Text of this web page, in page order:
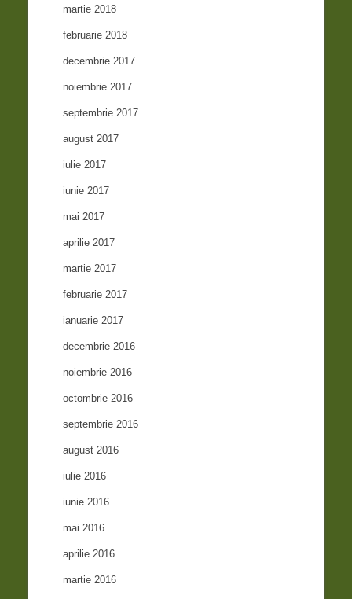
martie 2018
februarie 2018
decembrie 2017
noiembrie 2017
septembrie 2017
august 2017
iulie 2017
iunie 2017
mai 2017
aprilie 2017
martie 2017
februarie 2017
ianuarie 2017
decembrie 2016
noiembrie 2016
octombrie 2016
septembrie 2016
august 2016
iulie 2016
iunie 2016
mai 2016
aprilie 2016
martie 2016